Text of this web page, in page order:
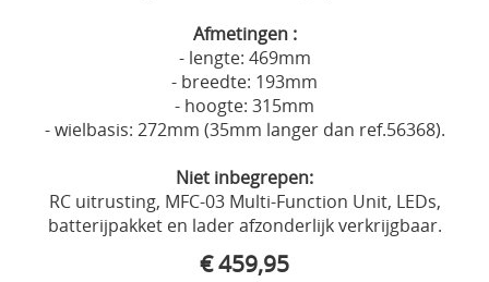
Afmetingen :
- lengte: 469mm
- breedte: 193mm
- hoogte: 315mm
- wielbasis: 272mm (35mm langer dan ref.56368).
Niet inbegrepen:
RC uitrusting, MFC-03 Multi-Function Unit, LEDs,
batterijpakket en lader afzonderlijk verkrijgbaar.
€ 459,95